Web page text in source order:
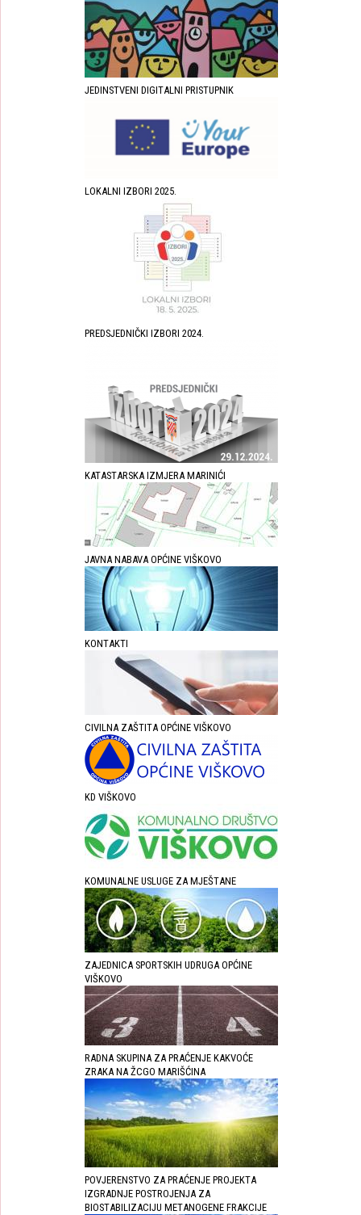
JEDINSTVENI DIGITALNI PRISTUPNIK
LOKALNI IZBORI 2025.
PREDSJEDNIČKI IZBORI 2024.
KATASTARSKA IZMJERA MARINIĆI
JAVNA NABAVA OPĆINE VIŠKOVO
KONTAKTI
CIVILNA ZAŠTITA OPĆINE VIŠKOVO
KD VIŠKOVO
KOMUNALNE USLUGE ZA MJEŠTANE
ZAJEDNICA SPORTSKIH UDRUGA OPĆINE
VIŠKOVO
RADNA SKUPINA ZA PRAĆENJE KAKVOĆE
ZRAKA NA ŽCGO MARIŠĆINA
POVJERENSTVO ZA PRAĆENJE PROJEKTA
IZGRADNJE POSTROJENJA ZA
BIOSTABILIZACIJU METANOGENE FRAKCIJE